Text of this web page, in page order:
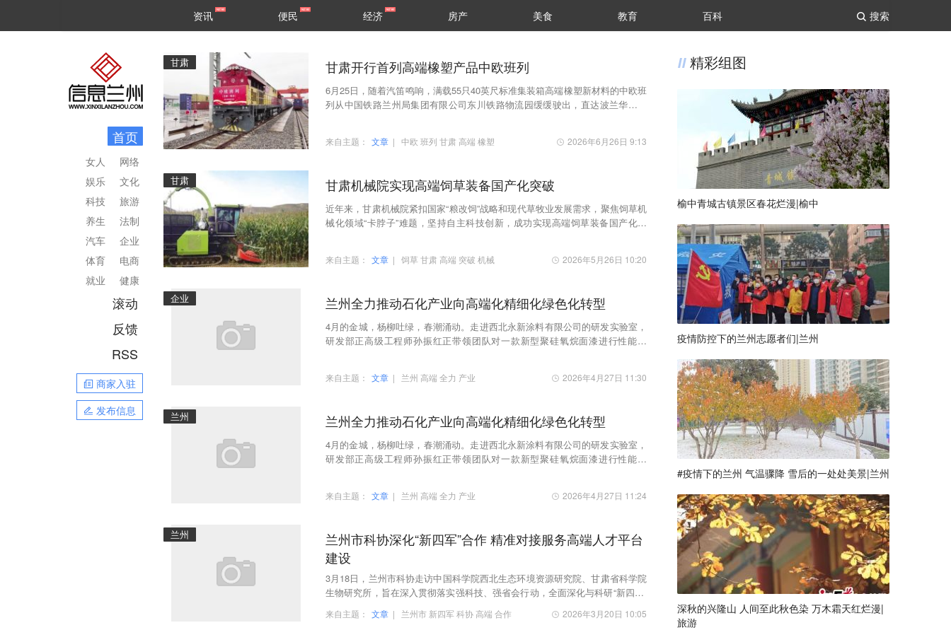
搜索
区县
资讯 便民 经济 房产 美食 教育 百科
首页
网络
文化
旅游
法制
企业
电商
健康
女人
娱乐
科技
养生
汽车
体育
就业
滚动
反馈
RSS
商家入驻
发布信息
甘肃 甘肃开行首列高端橡塑产品中欧班列
6月25日，随着汽笛鸣响，满载55只40英尺标准集装箱高端橡塑新材料的中欧班
列从中国铁路兰州局集团有限公司东川铁路物流园缓缓驶出，直达波兰华沙。
来自主题： 文章 | 中欧 班列 甘肃 高端 橡塑 2026年6月26日 9:13
甘肃 甘肃机械院实现高端饲草装备国产化突破
近年来，甘肃机械院紧扣国家“粮改饲”战略和现代草牧业发展需求，聚焦饲草机
械化领域“卡脖子”难题，坚持自主科技创新，成功实现高端饲草装备国产化替
来自主题： 文章 | 饲草甘肃 高端 突破 机械 2026年5月26日 10:20
企业 兰州全力推动石化产业向高端化精细化绿色化转型
4月的金城，杨柳吐绿，春潮涌动。走进西北永新涂料有限公司的研发实验室，
研发部正高级工程师孙振红正带领团队对一款新型聚硅氧烷面漆进行性能测
来自主题： 文章 | 兰州 高端 全力 产业 2026年4月27日 11:30
兰州 兰州全力推动石化产业向高端化精细化绿色化转型
4月的金城，杨柳吐绿，春潮涌动。走进西北永新涂料有限公司的研发实验室，
研发部正高级工程师孙振红正带领团队对一款新型聚硅氧烷面漆进行性能测
来自主题： 文章 | 兰州 高端 全力 产业 2026年4月27日 11:24
兰州
兰州市科协深化“新四军”合作 精准对接服务高端人才平台
建设
3月18日，兰州市科协走访中国科学院西北生态环境资源研究院、甘肃省科学院
生物研究所，旨在深入贯彻落实强科技、强省会行动，全面深化与科研“新四军”
来自主题： 文章 | 兰州市 新四军 科协高端 合作 2026年3月20日 10:05
精彩组图
榆中青城古镇景区春花烂漫|榆中
疫情防控下的兰州志愿者们|兰州
#疫情下的兰州 气温骤降 雪后的一处处美景|兰州
深秋的兴隆山 人间至此秋色染 万木霜天红烂漫|
旅游